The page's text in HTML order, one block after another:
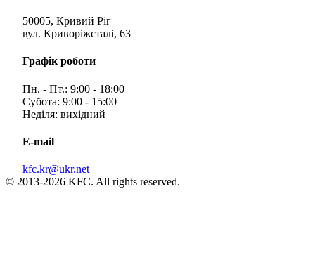
50005, Кривий Ріг
вул. Криворіжсталі, 63
Графік роботи
Пн. - Пт.: 9:00 - 18:00
Субота: 9:00 - 15:00
Неділя: вихідний
E-mail
kfc.kr@ukr.net
© 2013-2026 KFC. All rights reserved.